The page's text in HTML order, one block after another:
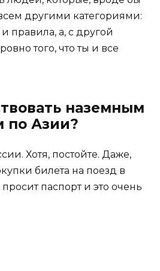
другими категориями:
правила, а, с другой
того, что ты и все
наземным
по Азии?
Хотя, постойте. Даже,
билета на поезд в
паспорт и это очень